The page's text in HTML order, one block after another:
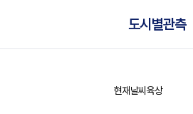
도시별관측
홈
현재날씨 육상